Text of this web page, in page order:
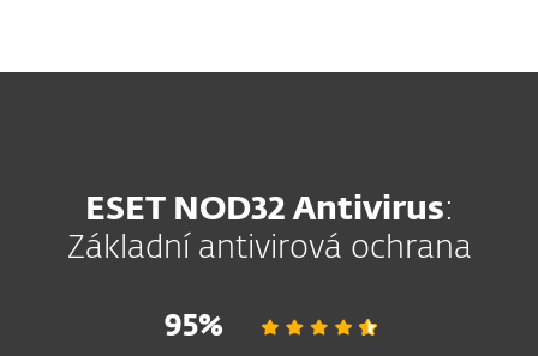
ESET NOD32 Antivirus:
Základní antivirová ochrana
95%